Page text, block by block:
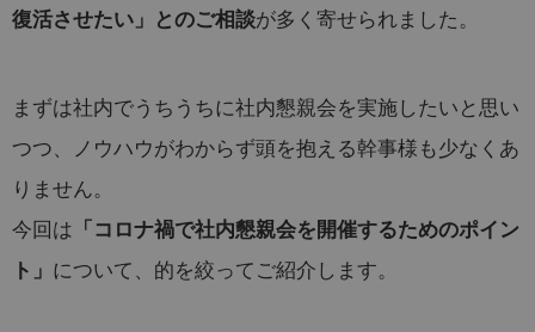
復活させたい」とのご相談が多く寄せられました。
まずは社内でうちうちに社内懇親会を実施したいと思い
つつ、ノウハウがわからず頭を抱える幹事様も少なくあ
りません。
今回は 「コロナ禍で社内懇親会を開催するためのポイン
ト」 について、的を絞ってご紹介します。